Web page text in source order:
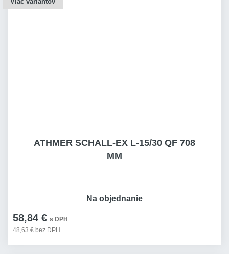
ATHMER SCHALL-EX L-15/30 QF 708
MM
58,84 € s DPH
48,63 € bez DPH
Na objednanie